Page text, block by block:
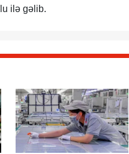
ilə gəlib.